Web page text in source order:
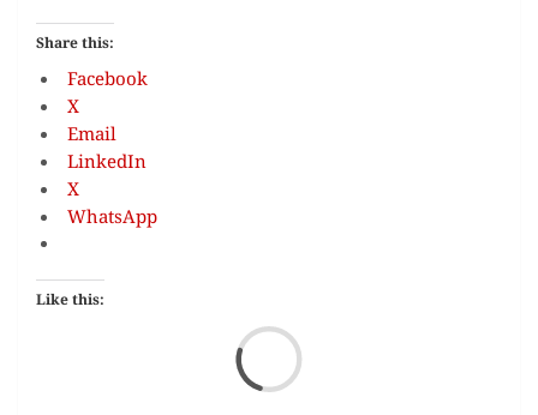
Share this:
Facebook
X
Email
LinkedIn
X
WhatsApp
Like this: